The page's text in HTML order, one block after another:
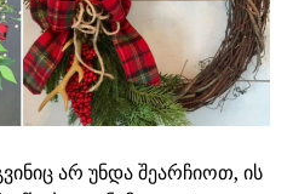
არ უნდა შეარჩიოთ, ის